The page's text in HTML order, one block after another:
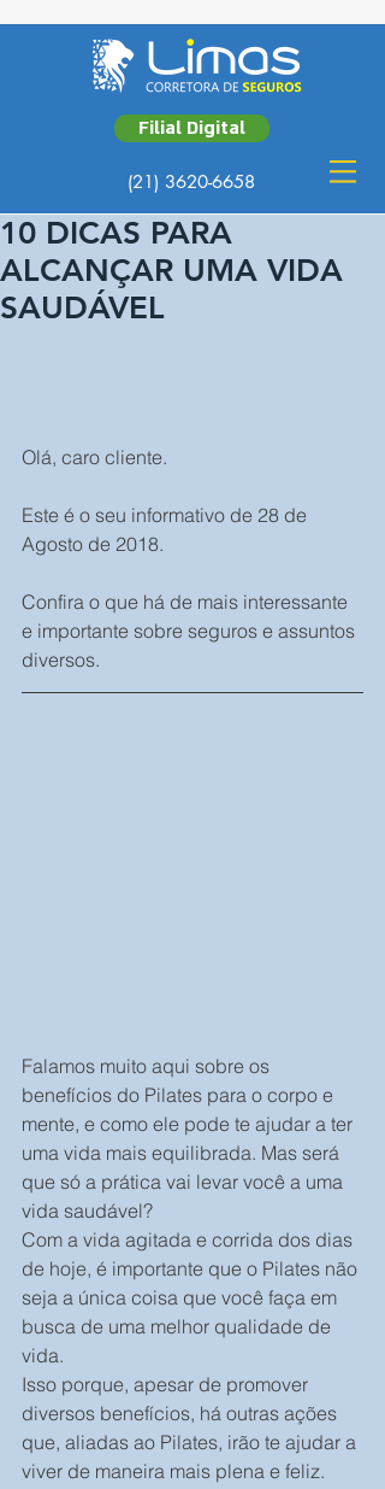
Filial Digital
(21) 3620-6658
10 DICAS PARA
ALCANÇAR UMA VIDA
SAUDÁVEL
Olá, caro cliente.
Este é o seu informativo de 28 de
Agosto de 2018.
Confira o que há de mais interessante
e importante sobre seguros e assuntos
diversos.
Falamos muito aqui sobre os
benefícios do Pilates para o corpo e
mente, e como ele pode te ajudar a ter
uma vida mais equilibrada. Mas será
que só a prática vai levar você a uma
vida saudável?
Com a vida agitada e corrida dos dias
de hoje, é importante que o Pilates não
seja a única coisa que você faça em
busca de uma melhor qualidade de
vida.
Isso porque, apesar de promover
diversos benefícios, há outras ações
que, aliadas ao Pilates, irão te ajudar a
viver de maneira mais plena e feliz.